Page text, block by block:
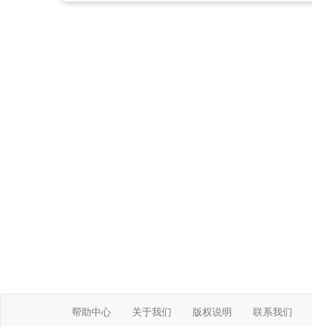
帮助中心 关于我们 版权说明 联系我们